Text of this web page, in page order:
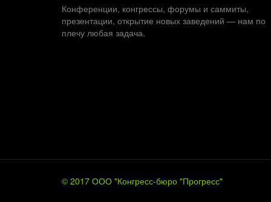
Конференции, конгрессы, форумы и саммиты,
презентации, открытие новых заведений — нам по
плечу любая задача.
© 2017 ООО "Конгресс-бюро "Прогресс"